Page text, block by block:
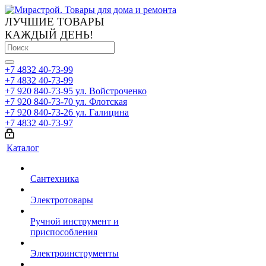
ЛУЧШИЕ ТОВАРЫ
КАЖДЫЙ ДЕНЬ!
+7 4832 40-73-99
+7 4832 40-73-99
+7 920 840-73-95 ул. Войстроченко
+7 920 840-73-70 ул. Флотская
+7 920 840-73-26 ул. Галицина
+7 4832 40-73-97
Каталог
Сантехника
Электротовары
Ручной инструмент и
приспособления
Электроинструменты